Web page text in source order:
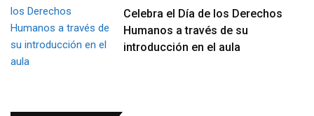
Celebra el Día de los Derechos
Humanos a través de su
introducción en el aula